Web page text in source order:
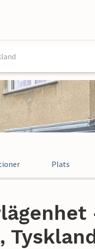
Plats
Tyskland